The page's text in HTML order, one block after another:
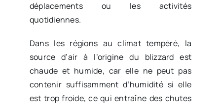
déplacements ou les activités
quotidiennes.
Dans les régions au climat tempéré, la
source d’air à l’origine du blizzard est
chaude et humide, car elle ne peut pas
contenir suffisamment d’humidité si elle
est trop froide, ce qui entraîne des chutes